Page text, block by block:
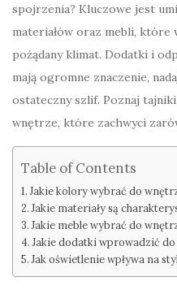
spojrzenia? Kluczowe jest
materiałów oraz mebli,
pożądany klimat. Dodatki i
mają ogromne znaczenie,
ostateczny szlif. Poznaj
wnętrze, które zachwyci
Table of Contents
Jakie kolory wybrać do
Jakie materiały są
Jakie meble wybrać do
Jakie dodatki wprowadzić
Jak oświetlenie wpływa na